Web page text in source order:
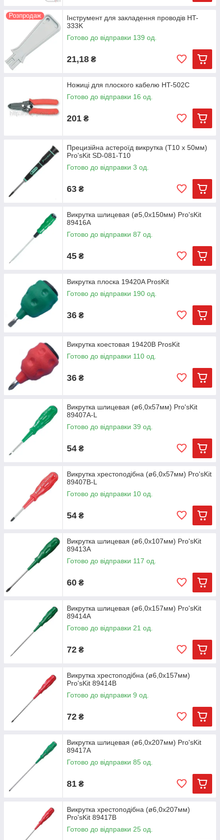
Розпродаж
Інструмент для закладення проводів HT-
333K
Готово до відправки 139 од.
21,18 ₴
Ножиці для плоского кабелю HT-502C
Готово до відправки 16 од.
201 ₴
Прецизійна астероїд викрутка (T10 х 50мм)
Pro'sKit SD-081-T10
Готово до відправки 3 од.
63 ₴
Викрутка шлицевая (ø5,0х150мм) Pro'sKit
89416A
Готово до відправки 87 од.
45 ₴
Викрутка плоска 19420A ProsKit
Готово до відправки 190 од.
36 ₴
Викрутка коестовая 19420B ProsKit
Готово до відправки 110 од.
36 ₴
Викрутка шлицевая (ø6,0х57мм) Pro'sKit
89407A-L
Готово до відправки 39 од.
54 ₴
Викрутка хрестоподібна (ø6,0х57мм) Pro'sKit
89407B-L
Готово до відправки 10 од.
54 ₴
Викрутка шлицевая (ø6,0х107мм) Pro'sKit
89413A
Готово до відправки 117 од.
60 ₴
Викрутка шлицевая (ø6,0х157мм) Pro'sKit
89414A
Готово до відправки 21 од.
72 ₴
Викрутка хрестоподібна (ø6,0х157мм)
Pro'sKit 89414B
Готово до відправки 9 од.
72 ₴
Викрутка шлицевая (ø6,0х207мм) Pro'sKit
89417A
Готово до відправки 85 од.
81 ₴
Викрутка хрестоподібна (ø6,0х207мм)
Pro'sKit 89417B
Готово до відправки 25 од.